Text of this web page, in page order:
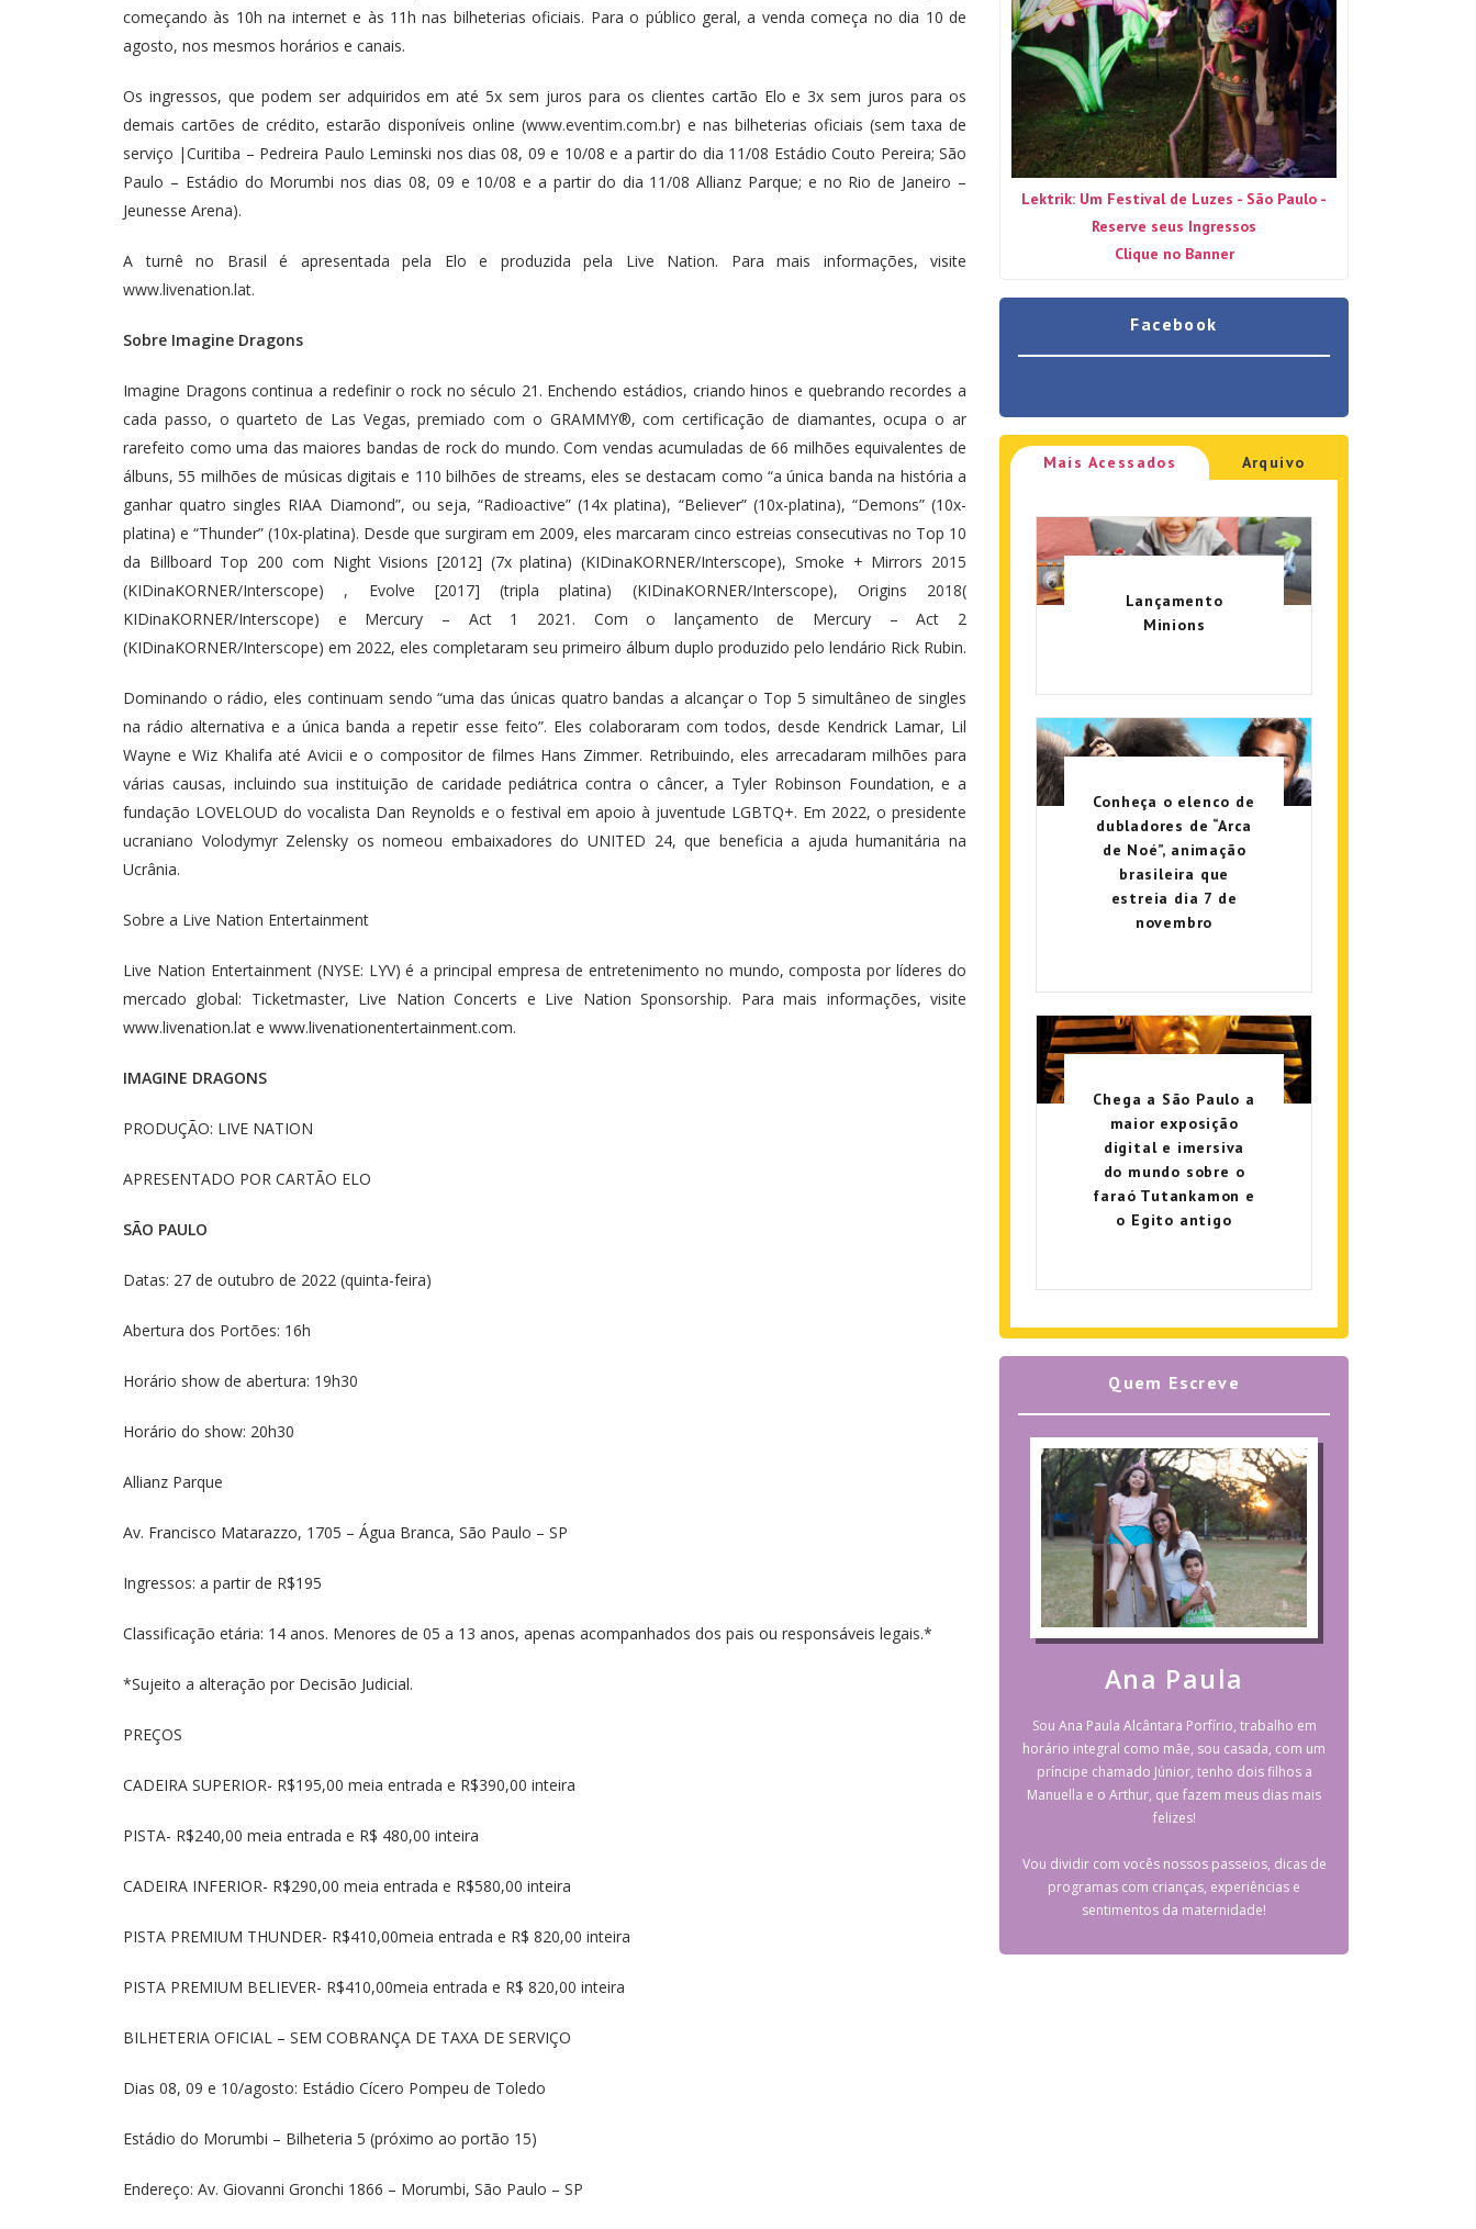
começando às 10h na internet e às 11h nas bilheterias oficiais. Para o público geral, a venda começa no dia 10 de
agosto, nos mesmos horários e canais.
Os ingressos, que podem ser adquiridos em até 5x sem juros para os clientes cartão Elo e 3x sem juros para os
demais cartões de crédito, estarão disponíveis online (www.eventim.com.br) e nas bilheterias oficiais (sem taxa de
serviço |Curitiba – Pedreira Paulo Leminski nos dias 08, 09 e 10/08 e a partir do dia 11/08 Estádio Couto Pereira; São
Paulo – Estádio do Morumbi nos dias 08, 09 e 10/08 e a partir do dia 11/08 Allianz Parque; e no Rio de Janeiro –
Jeunesse Arena).
A turnê no Brasil é apresentada pela Elo e produzida pela Live Nation. Para mais informações, visite
www.livenation.lat.
Sobre Imagine Dragons
Imagine Dragons continua a redefinir o rock no século 21. Enchendo estádios, criando hinos e quebrando recordes a
cada passo, o quarteto de Las Vegas, premiado com o GRAMMY®, com certificação de diamantes, ocupa o ar
rarefeito como uma das maiores bandas de rock do mundo. Com vendas acumuladas de 66 milhões equivalentes de
álbuns, 55 milhões de músicas digitais e 110 bilhões de streams, eles se destacam como “a única banda na história a
ganhar quatro singles RIAA Diamond”, ou seja, “Radioactive” (14x platina), “Believer” (10x-platina), “Demons” (10x-
platina) e “Thunder” (10x-platina). Desde que surgiram em 2009, eles marcaram cinco estreias consecutivas no Top 10
da Billboard Top 200 com Night Visions [2012] (7x platina) (KIDinaKORNER/Interscope), Smoke + Mirrors 2015
(KIDinaKORNER/Interscope) , Evolve [2017] (tripla platina) (KIDinaKORNER/Interscope), Origins 2018(
KIDinaKORNER/Interscope) e Mercury – Act 1 2021 . Com o lançamento de Mercury – Act 2
(KIDinaKORNER/Interscope) em 2022, eles completaram seu primeiro álbum duplo produzido pelo lendário Rick Rubin.
Dominando o rádio, eles continuam sendo “uma das únicas quatro bandas a alcançar o Top 5 simultâneo de singles
na rádio alternativa e a única banda a repetir esse feito”. Eles colaboraram com todos, desde Kendrick Lamar, Lil
Wayne e Wiz Khalifa até Avicii e o compositor de filmes Hans Zimmer. Retribuindo, eles arrecadaram milhões para
várias causas, incluindo sua instituição de caridade pediátrica contra o câncer, a Tyler Robinson Foundation, e a
fundação LOVELOUD do vocalista Dan Reynolds e o festival em apoio à juventude LGBTQ+. Em 2022, o presidente
ucraniano Volodymyr Zelensky os nomeou embaixadores do UNITED 24, que beneficia a ajuda humanitária na
Ucrânia.
Sobre a Live Nation Entertainment
Live Nation Entertainment (NYSE: LYV) é a principal empresa de entretenimento no mundo, composta por líderes do
mercado global: Ticketmaster, Live Nation Concerts e Live Nation Sponsorship. Para mais informações, visite
www.livenation.lat e www.livenationentertainment.com.
IMAGINE DRAGONS
PRODUÇÃO: LIVE NATION
APRESENTADO POR CARTÃO ELO
SÃO PAULO
Datas: 27 de outubro de 2022 (quinta-feira)
Abertura dos Portões: 16h
Horário show de abertura: 19h30
Horário do show: 20h30
Allianz Parque
Av. Francisco Matarazzo, 1705 – Água Branca, São Paulo – SP
Ingressos: a partir de R$195
Classificação etária: 14 anos. Menores de 05 a 13 anos, apenas acompanhados dos pais ou responsáveis legais.*
*Sujeito a alteração por Decisão Judicial.
PREÇOS
CADEIRA SUPERIOR- R$195,00 meia entrada e R$390,00 inteira
PISTA- R$240,00 meia entrada e R$ 480,00 inteira
CADEIRA INFERIOR- R$290,00 meia entrada e R$580,00 inteira
PISTA PREMIUM THUNDER- R$410,00meia entrada e R$ 820,00 inteira
PISTA PREMIUM BELIEVER- R$410,00meia entrada e R$ 820,00 inteira
BILHETERIA OFICIAL – SEM COBRANÇA DE TAXA DE SERVIÇO
Dias 08, 09 e 10/agosto: Estádio Cícero Pompeu de Toledo
Estádio do Morumbi – Bilheteria 5 (próximo ao portão 15)
Endereço: Av. Giovanni Gronchi 1866 – Morumbi, São Paulo – SP
Lektrik: Um Festival de Luzes - São Paulo -
Reserve seus Ingressos
Clique no Banner
Facebook
Mais Acessados Arquivo
Lançamento
Minions
Conheça o elenco de
dubladores de “Arca
de Noé”, animação
brasileira que
estreia dia 7 de
novembro
Chega a São Paulo a
maior exposição
digital e imersiva
do mundo sobre o
faraó Tutankamon e
o Egito antigo
Quem Escreve
Ana Paula
Sou Ana Paula Alcântara Porfírio, trabalho em
horário integral como mãe, sou casada, com um
príncipe chamado Júnior, tenho dois filhos a
Manuella e o Arthur, que fazem meus dias mais
felizes!
Vou dividir com vocês nossos passeios, dicas de
programas com crianças, experiências e
sentimentos da maternidade!